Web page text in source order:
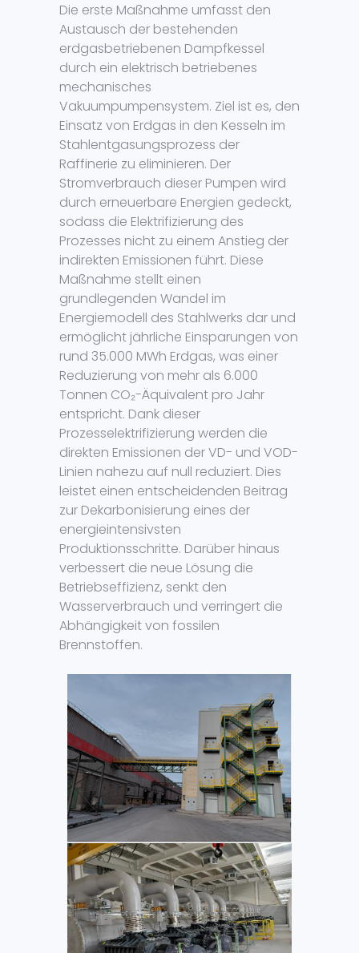
Die erste Maßnahme umfasst den
Austausch der bestehenden
erdgasbetriebenen Dampfkessel
durch ein elektrisch betriebenes
mechanisches
Vakuumpumpensystem. Ziel ist es, den
Einsatz von Erdgas in den Kesseln im
Stahlentgasungsprozess der
Raffinerie zu eliminieren. Der
Stromverbrauch dieser Pumpen wird
durch erneuerbare Energien gedeckt,
sodass die Elektrifizierung des
Prozesses nicht zu einem Anstieg der
indirekten Emissionen führt. Diese
Maßnahme stellt einen
grundlegenden Wandel im
Energiemodell des Stahlwerks dar und
ermöglicht jährliche Einsparungen von
rund 35.000 MWh Erdgas, was einer
Reduzierung von mehr als 6.000
Tonnen CO₂-Äquivalent pro Jahr
entspricht. Dank dieser
Prozesselektrifizierung werden die
direkten Emissionen der VD- und VOD-
Linien nahezu auf null reduziert. Dies
leistet einen entscheidenden Beitrag
zur Dekarbonisierung eines der
energieintensivsten
Produktionsschritte. Darüber hinaus
verbessert die neue Lösung die
Betriebseffizienz, senkt den
Wasserverbrauch und verringert die
Abhängigkeit von fossilen
Brennstoffen.